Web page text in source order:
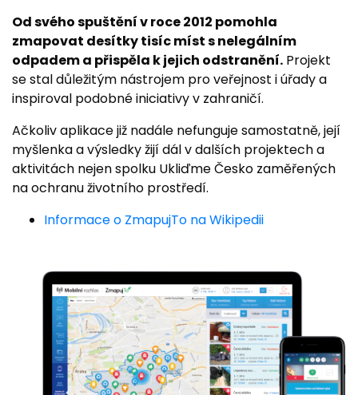
Od svého spuštění v roce 2012 pomohla
zmapovat desítky tisíc míst s nelegálním
odpadem a přispěla k jejich odstranění. Projekt
se stal důležitým nástrojem pro veřejnost i úřady a
inspiroval podobné iniciativy v zahraničí.
Ačkoliv aplikace již nadále nefunguje samostatně, její
myšlenka a výsledky žijí dál v dalších projektech a
aktivitách nejen spolku Ukliďme Česko zaměřených
na ochranu životního prostředí.
Informace o ZmapujTo na Wikipedii